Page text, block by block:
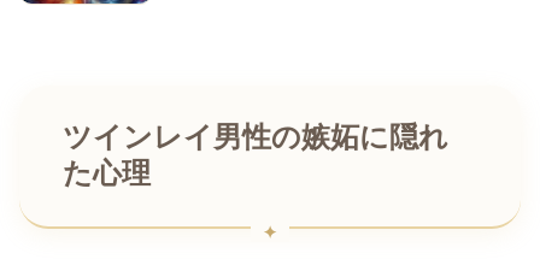
ツインレイ男性の嫉妬に隠れ
た心理